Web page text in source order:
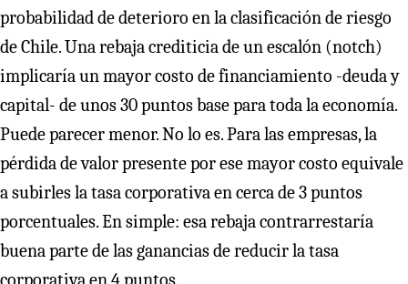
probabilidad de deterioro en la clasificación de riesgo
de Chile. Una rebaja crediticia de un escalón (notch)
implicaría un mayor costo de financiamiento -deuda y
capital- de unos 30 puntos base para toda la economía.
Puede parecer menor. No lo es. Para las empresas, la
pérdida de valor presente por ese mayor costo equivale
a subirles la tasa corporativa en cerca de 3 puntos
porcentuales. En simple: esa rebaja contrarrestaría
buena parte de las ganancias de reducir la tasa
corporativa en 4 puntos.